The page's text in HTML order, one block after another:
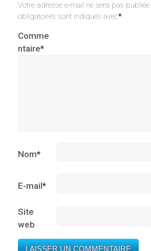
Votre adresse e-mail ne sera pas publiée.
obligatoires sont indiqués avec*
Comme
ntaire*
Nom*
E-mail*
Site
web